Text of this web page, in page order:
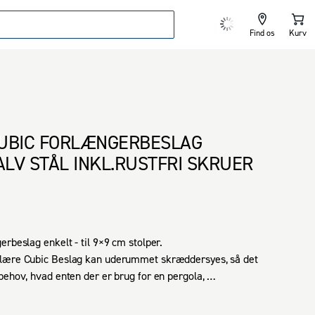
Find os Kurv
FORLÆNGERBESLAG
STÅL INKL.RUSTFRI SKRUER
enkelt - til 9×9 cm stolper.
Cubic Beslag kan uderummet skræddersyes, så det
hvad enten der er brug for en pergola,
brændeskur, cykelskur eller ligenende.